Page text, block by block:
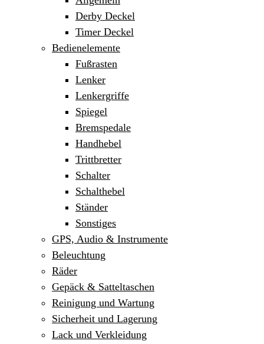
Derby Deckel
Timer Deckel
Bedienelemente
Fußrasten
Lenker
Lenkergriffe
Spiegel
Bremspedale
Handhebel
Trittbretter
Schalter
Schalthebel
Ständer
Sonstiges
GPS, Audio & Instrumente
Beleuchtung
Räder
Gepäck & Satteltaschen
Reinigung und Wartung
Sicherheit und Lagerung
Lack und Verkleidung